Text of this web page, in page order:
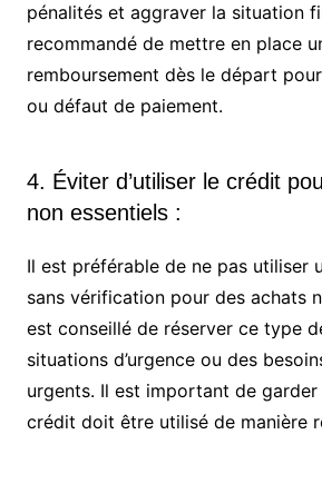
pénalités et aggraver la situation
recommandé de mettre en place
remboursement dès le départ
ou défaut de paiement.
4. Éviter d’utiliser le crédit
non essentiels :
Il est préférable de ne pas utiliser
sans vérification pour des achats
est conseillé de réserver ce type
situations d’urgence ou des
urgents. Il est important de
crédit doit être utilisé de manière